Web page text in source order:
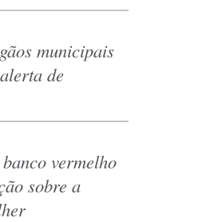
municipais
de
vermelho
sobre a